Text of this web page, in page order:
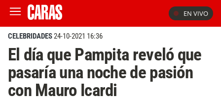
EN VIVO
CELEBRIDADES24-10-2021 16:36
El día que Pampita reveló que
pasaría una noche de pasión
con Mauro Icardi